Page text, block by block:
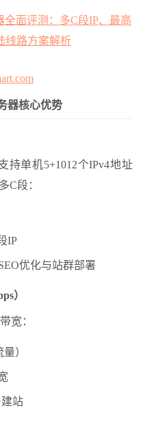
器核心优势
持单机5+1012个IPv4地址
C段：
IP
优化与站群部署
）
宽：
）
站